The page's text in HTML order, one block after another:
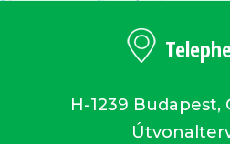
H-1239 Budapest,